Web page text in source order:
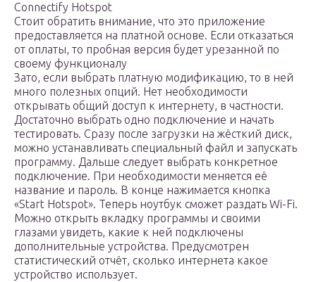
Connectify Hotspot
Стоит обратить внимание, что это приложение
предоставляется на платной основе. Если отказаться
от оплаты, то пробная версия будет урезанной по
своему функционалу
Зато, если выбрать платную модификацию, то в ней
много полезных опций. Нет необходимости
открывать общий доступ к интернету, в частности.
Достаточно выбрать одно подключение и начать
тестировать. Сразу после загрузки на жёсткий диск,
можно устанавливать специальный файл и запускать
программу. Дальше следует выбрать конкретное
подключение. При необходимости меняется её
название и пароль. В конце нажимается кнопка
«Start Hotspot». Теперь ноутбук сможет раздать Wi-Fi.
Можно открыть вкладку программы и своими
глазами увидеть, какие к ней подключены
дополнительные устройства. Предусмотрен
статистический отчёт, сколько интернета какое
устройство использует.